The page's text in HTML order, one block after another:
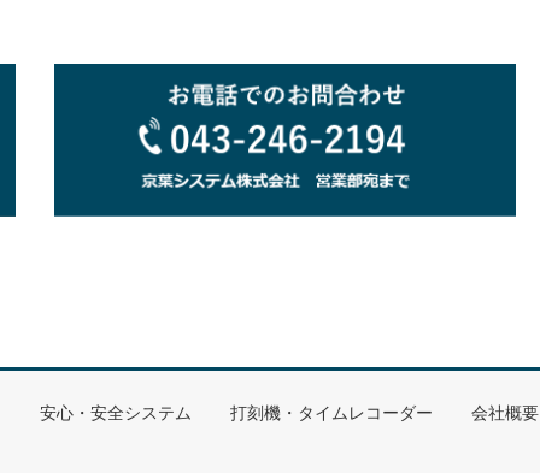
安心・安全システム 打刻機・タイムレコーダー 会社概要